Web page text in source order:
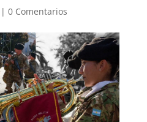
| 0 Comentarios